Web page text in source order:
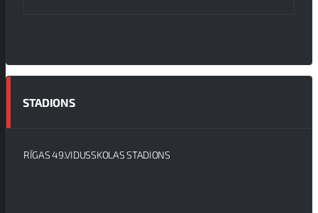
STADIONS
RĪGAS 49.VIDUSSKOLAS STADIONS